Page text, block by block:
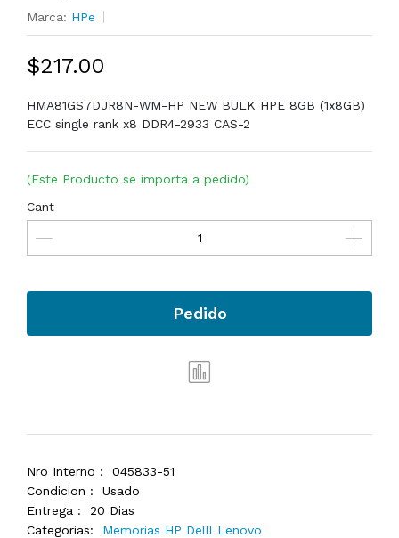
Marca: HPe
$217.00
HMA81GS7DJR8N-WM-HP NEW BULK HPE 8GB (1x8GB)
ECC single rank x8 DDR4-2933 CAS-2
(Este Producto se importa a pedido)
Cant
Pedido
Nro Interno :
045833-51
Condicion :
Usado
Entrega :
20 Dias
Categorias:
Memorias HP Delll Lenovo